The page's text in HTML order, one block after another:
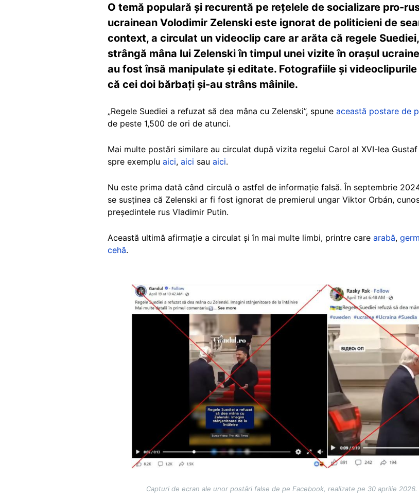
O temă populară și recurentă pe rețelele de socializare pro-
ucrainean Volodimir Zelenski este ignorat de politicieni de
context, a circulat un videoclip care ar arăta că regele
strângă mâna lui Zelenski în timpul unei vizite în orașul
au fost însă manipulate și editate. Fotografiile și
că cei doi bărbați și-au strâns mâinile.
„Regele Suediei a refuzat să dea mâna cu Zelenski”, spune această postare de
de peste 1,500 de ori de atunci.
Mai multe postări similare au circulat după vizita regelui Carol al XVI-lea
spre exemplu aici, aici sau aici.
Nu este prima dată când circulă o astfel de informație falsă. În septembrie
se susținea că Zelenski ar fi fost ignorat de premierul ungar Viktor Orbán,
președintele rus Vladimir Putin.
Această ultimă afirmație a circulat și în mai multe limbi, printre care arabă,
cehă.
Capturi de ecran ale unor postări false de pe Facebook, realizate pe 30 aprilie